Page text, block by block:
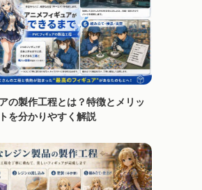
の製作工程とは？特徴とメリッ
を分かりやすく解説